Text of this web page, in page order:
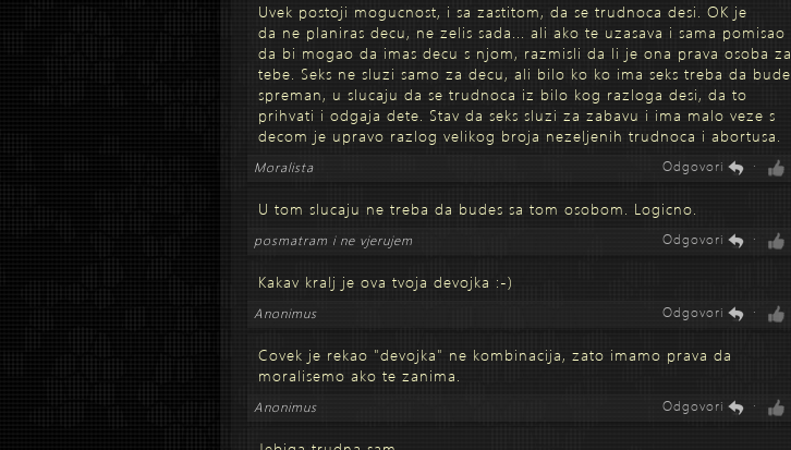
Uvek postoji mogucnost, i sa zastitom, da se trudnoca desi. OK je
da ne planiras decu, ne zelis sada... ali ako te uzasava i sama pomisao
da bi mogao da imas decu s njom, razmisli da li je ona prava osoba za
tebe. Seks ne sluzi samo za decu, ali bilo ko ko ima seks treba da bude
spreman, u slucaju da se trudnoca iz bilo kog razloga desi, da to
prihvati i odgaja dete. Stav da seks sluzi za zabavu i ima malo veze s
decom je upravo razlog velikog broja nezeljenih trudnoca i abortusa.
Moralista Odgovori ·
U tom slucaju ne treba da budes sa tom osobom. Logicno.
posmatram i ne vjerujem Odgovori ·
Kakav kralj je ova tvoja devojka :-)
Anonimus Odgovori ·
Covek je rekao "devojka" ne kombinacija, zato imamo prava da
moralisemo ako te zanima.
Anonimus Odgovori ·